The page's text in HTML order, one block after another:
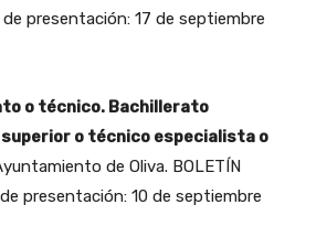
presentación: 17 de septiembre
o técnico. Bachillerato
o técnico especialista o
de Oliva. BOLETÍN
presentación: 10 de septiembre